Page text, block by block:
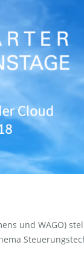
und WAGO)